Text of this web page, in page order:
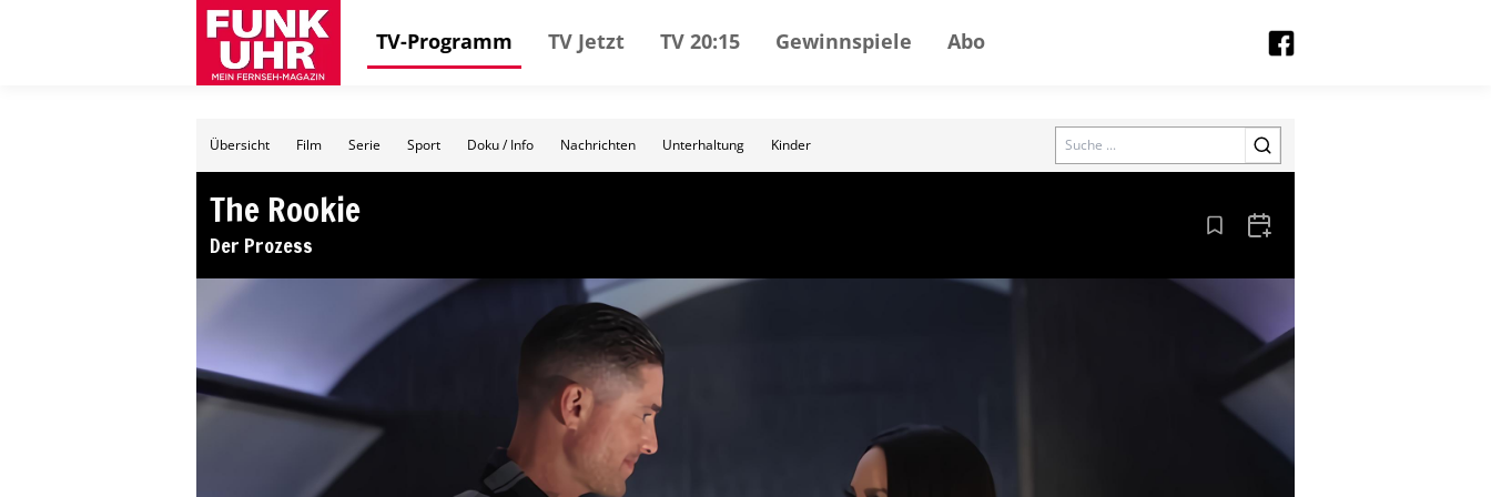
TV-Programm TV Jetzt TV 20:15 Gewinnspiele Abo
Übersicht Film Serie Sport Doku / Info Nachrichten Unterhaltung Kinder Search
The Rookie
Der Prozess Aus den Lesezeichen entfernen
Zum Kalender hinzufügen